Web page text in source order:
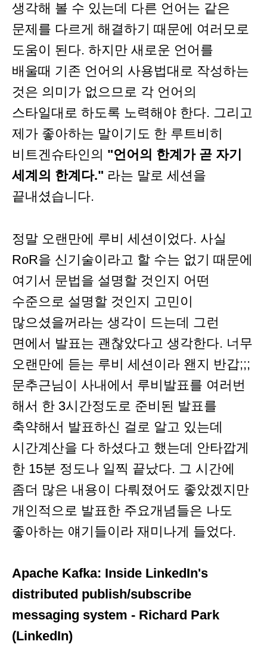
생각해 볼 수 있는데 다른 언어는 같은
문제를 다르게 해결하기 때문에 여러모로
도움이 된다. 하지만 새로운 언어를
배울때 기존 언어의 사용법대로 작성하는
것은 의미가 없으므로 각 언어의
스타일대로 하도록 노력해야 한다. 그리고
제가 좋아하는 말이기도 한 루트비히
비트겐슈타인의 "언어의 한계가 곧 자기
세계의 한계다." 라는 말로 세션을
끝내셨습니다.
정말 오랜만에 루비 세션이었다. 사실
RoR을 신기술이라고 할 수는 없기 때문에
여기서 문법을 설명할 것인지 어떤
수준으로 설명할 것인지 고민이
많으셨을꺼라는 생각이 드는데 그런
면에서 발표는 괜찮았다고 생각한다. 너무
오랜만에 듣는 루비 세션이라 왠지 반갑;;;
문추근님이 사내에서 루비발표를 여러번
해서 한 3시간정도로 준비된 발표를
축약해서 발표하신 걸로 알고 있는데
시간계산을 다 하셨다고 했는데 안타깝게
한 15분 정도나 일찍 끝났다. 그 시간에
좀더 많은 내용이 다뤄졌어도 좋았겠지만
개인적으로 발표한 주요개념들은 나도
좋아하는 얘기들이라 재미나게 들었다.
Apache Kafka: Inside LinkedIn's
distributed publish/subscribe
messaging system - Richard Park
(LinkedIn)